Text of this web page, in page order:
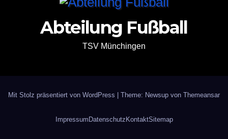
Abteilung Fußball
TSV Münchingen
Mit Stolz präsentiert von WordPress | Theme: Newsup von Themeansar
Impressum Datenschutz KontaktSitemap